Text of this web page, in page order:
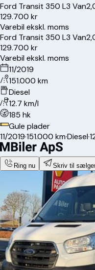
Ford Transit 350 L3 Van
129.700 kr
Varebil ekskl. moms
Ford Transit 350 L3 Van
129.700 kr
Varebil ekskl. moms
11/2019
151.000 km
Diesel
12.7 km/l
185 hk
Gule plader
11/2019·151.000 km·Diesel·
Ring nu Skriv til